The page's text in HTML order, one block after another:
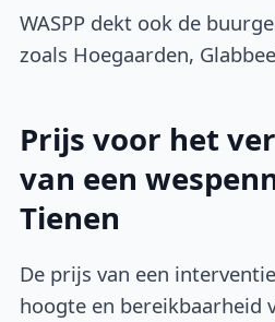
WASPP dekt ook de
zoals Hoegaarden,
Prijs voor het
van een
Tienen
De prijs van een
hoogte en bereikbaarheid